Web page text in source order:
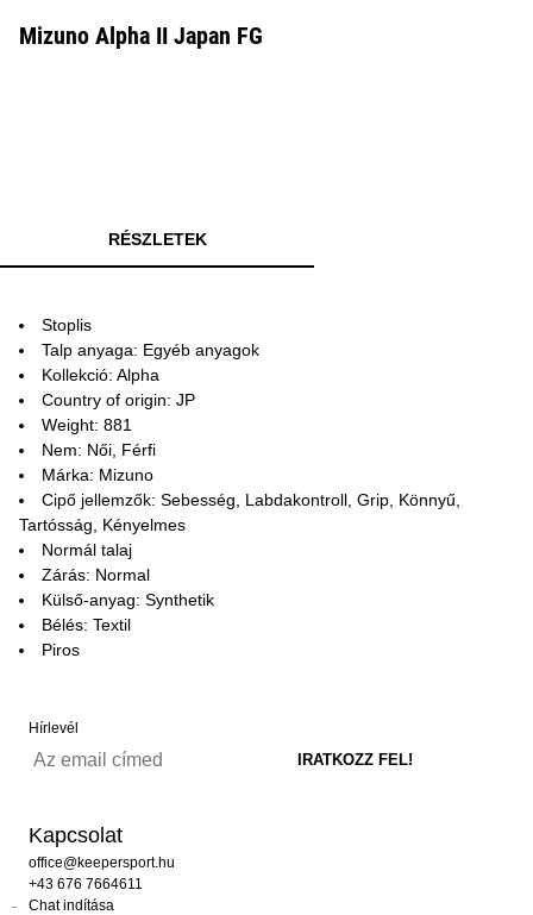
Mizuno Alpha II Japan FG
RÉSZLETEK
Stoplis
Talp anyaga: Egyéb anyagok
Kollekció: Alpha
Country of origin: JP
Weight: 881
Nem: Női, Férfi
Márka: Mizuno
Cipő jellemzők: Sebesség, Labdakontroll, Grip, Könnyű,
Tartósság, Kényelmes
Normál talaj
Zárás: Normal
Külső-anyag: Synthetik
Bélés: Textil
Piros
Hírlevél
Kapcsolat
office@keepersport.hu
+43 676 7664611
Chat indítása